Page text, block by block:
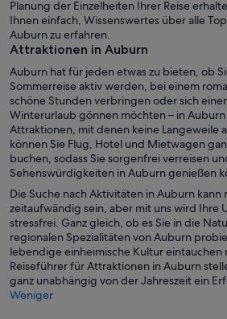
Planung der Einzelheiten Ihrer Reise
Ihnen einfach, Wissenswertes über alle
Auburn zu erfahren.
Attraktionen in Auburn
Auburn hat für jeden etwas zu bieten, ob
Sommerreise aktiv werden, bei einem
schöne Stunden verbringen oder sich
Winterurlaub gönnen möchten – in
Attraktionen, mit denen keine Langeweile
können Sie Flug, Hotel und Mietwagen
buchen, sodass Sie sorgenfrei verreisen
Sehenswürdigkeiten in Auburn genießen
Die Suche nach Aktivitäten in Auburn kann
zeitaufwändig sein, aber mit uns wird Ihre
stressfrei. Ganz gleich, ob es Sie in die
regionalen Spezialitäten von Auburn
lebendige einheimische Kultur eintauchen
Reiseführer für Attraktionen in Auburn
ganz unabhängig von der Jahreszeit ein
Weniger